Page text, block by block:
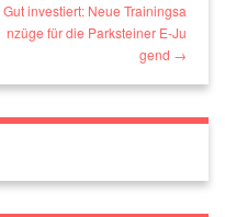
Gut investiert: Neue Trainingsa
nzüge für die Parksteiner E-Ju
gend →